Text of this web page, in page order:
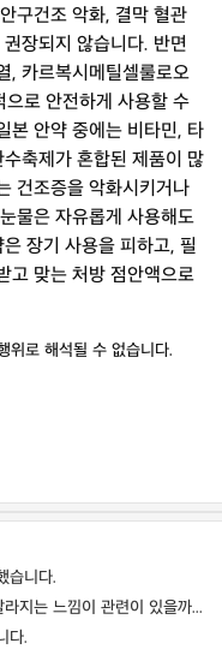
구건조 악화, 결막 혈관
장되지 않습니다. 반면
, 카르복시메틸셀룰로오
로 안전하게 사용할 수
본 안약 중에는 비타민, 타
축제가 혼합된 제품이 많
건조증을 악화시키거나
물은 자유롭게 사용해도
장기 사용을 피하고, 필
고 맞는 처방 점안액으로
위로 해석될 수 없습니다.
습니다.
반복되는 눈꺼풀 이상 증상과 운동 중 눈이 달라지는 느낌이 관련이 있을까요
다.